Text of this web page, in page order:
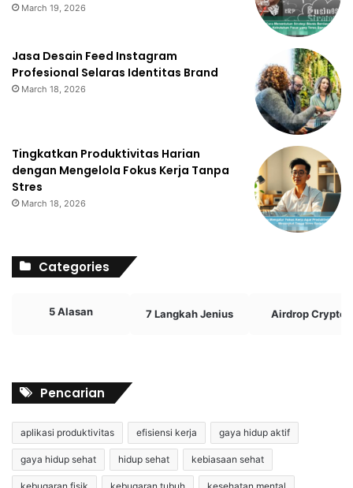
March 19, 2026
Jasa Desain Feed Instagram
Profesional Selaras Identitas Brand
March 18, 2026
Tingkatkan Produktivitas Harian
dengan Mengelola Fokus Kerja Tanpa
Stres
March 18, 2026
Categories
5 Alasan 7 Langkah Jenius Airdrop Crypto
Pencarian
aplikasi produktivitas efisiensi kerja gaya hidup aktif
gaya hidup sehat hidup sehat kebiasaan sehat